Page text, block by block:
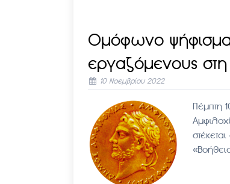
Ομόφωνο ψήφισμα
εργαζόμενους στη
10 Νοεμβρίου 2022
Πέμπτη